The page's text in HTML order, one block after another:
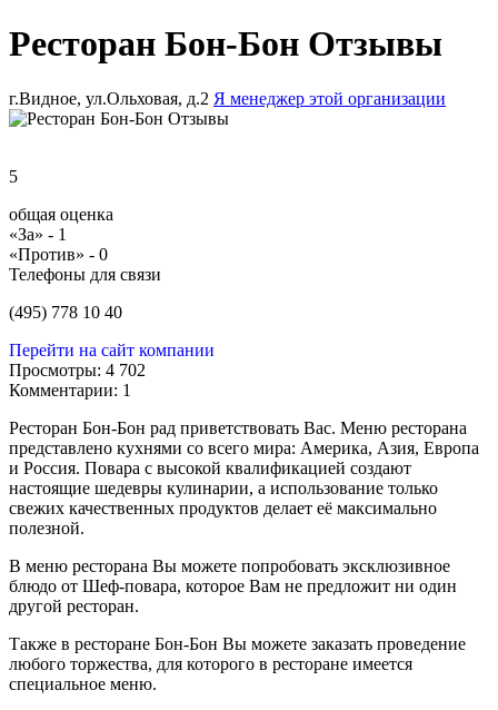
Ресторан Бон-Бон Отзывы
г.Видное, ул.Ольховая, д.2 Я менеджер этой организации
5
общая оценка
«За» - 1
«Против» - 0
Телефоны для связи
(495) 778 10 40
Перейти на сайт компании
Просмотры: 4 702
Комментарии: 1
Ресторан Бон-Бон рад приветствовать Вас. Меню ресторана
представлено кухнями со всего мира: Америка, Азия, Европа
и Россия. Повара с высокой квалификацией создают
настоящие шедевры кулинарии, а использование только
свежих качественных продуктов делает её максимально
полезной.
В меню ресторана Вы можете попробовать эксклюзивное
блюдо от Шеф-повара, которое Вам не предложит ни один
другой ресторан.
Также в ресторане Бон-Бон Вы можете заказать проведение
любого торжества, для которого в ресторане имеется
специальное меню.